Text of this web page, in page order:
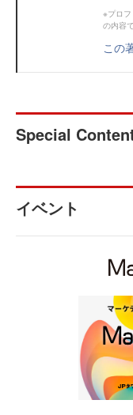
※プロ
の内容
この
Special
イベント